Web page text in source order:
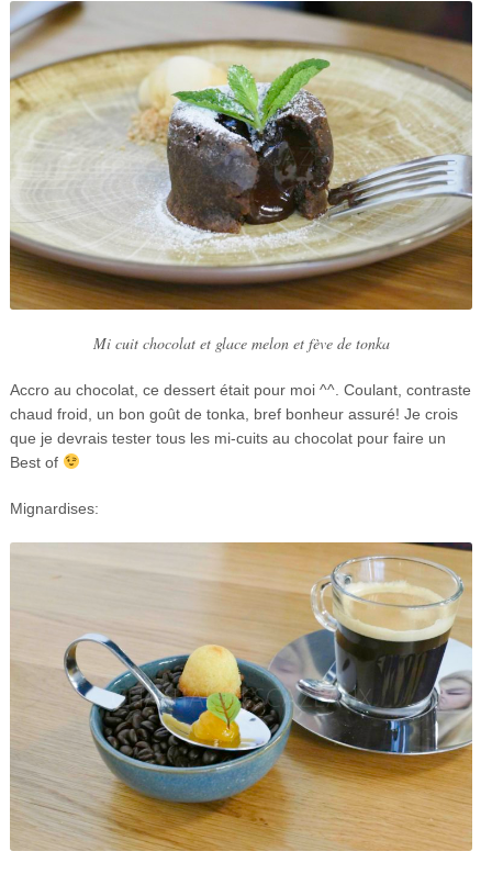
Mi cuit chocolat et glace melon et fève de tonka
Accro au chocolat, ce dessert était pour moi ^^. Coulant, contraste
chaud froid, un bon goût de tonka, bref bonheur assuré! Je crois
que je devrais tester tous les mi-cuits au chocolat pour faire un
Best of
Mignardises: